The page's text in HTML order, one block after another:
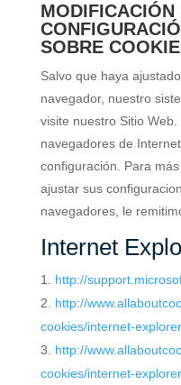
MODIFICACIÓN
SOBRE
Salvo que haya
navegador, nuestro
visite nuestro Sitio
navegadores de
configuración. Para
ajustar sus
navegadores, le
Internet
http://
http://
cookies/internet-
http://
cookies/internet-